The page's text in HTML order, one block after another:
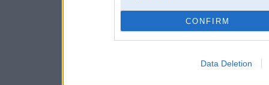
CONFIRM
Data Deletion